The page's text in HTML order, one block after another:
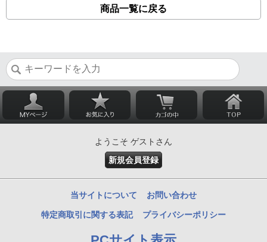
商品一覧に戻る
ようこそ ゲストさん
新規会員登録
当サイトについて お問い合わせ
特定商取引に関する表記 プライバシーポリシー